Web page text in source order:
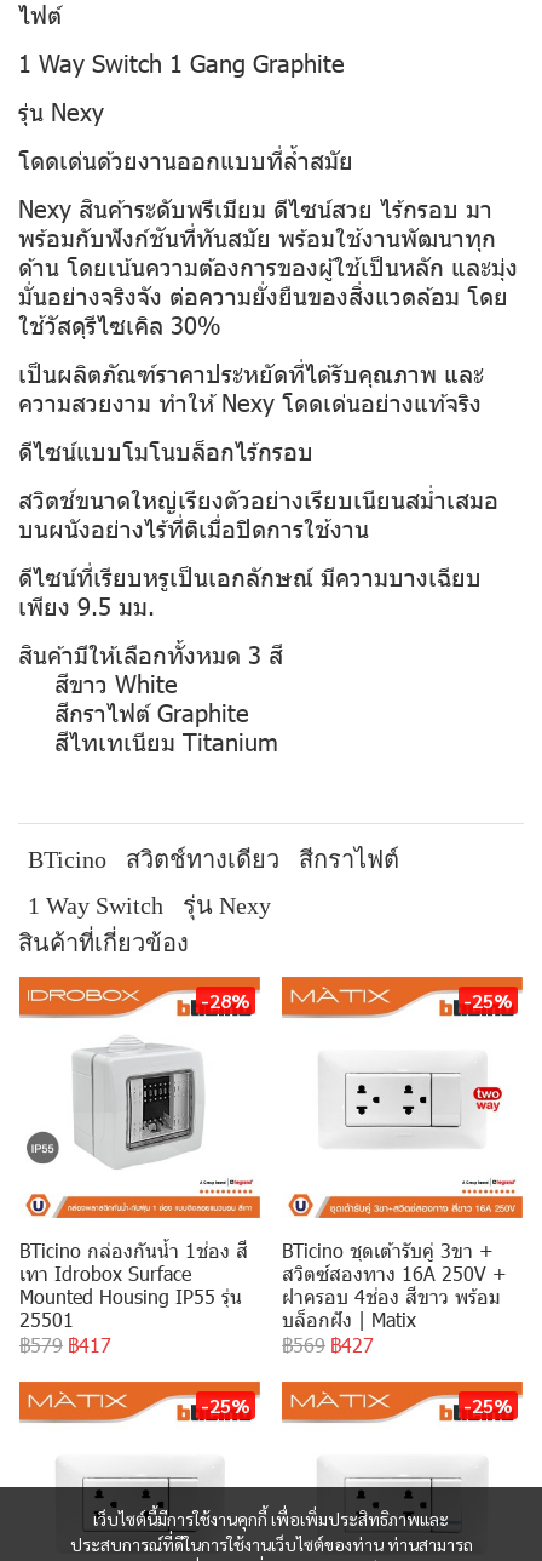
ไฟต์
1 Way Switch 1 Gang Graphite
รุ่น Nexy
โดดเด่นด้วยงานออกแบบที่ล้ำสมัย
Nexy สินค้าระดับพรีเมียม ดีไซน์สวย ไร้กรอบ มา
พร้อมกับฟังก์ชันที่ทันสมัย พร้อมใช้งานพัฒนาทุก
ด้าน โดยเน้นความต้องการของผู้ใช้เป็นหลัก และมุ่ง
มั่นอย่างจริงจัง ต่อความยั่งยืนของสิ่งแวดล้อม โดย
ใช้วัสดุรีไซเคิล 30%
เป็นผลิตภัณฑ์ราคาประหยัดที่ได้รับคุณภาพ และ
ความสวยงาม ทำให้ Nexy โดดเด่นอย่างแท้จริง
ดีไซน์แบบโมโนบล็อกไร้กรอบ
สวิตช์ขนาดใหญ่เรียงตัวอย่างเรียบเนียนสม่ำเสมอ
บนผนังอย่างไร้ที่ติเมื่อปิดการใช้งาน
ดีไซน์ที่เรียบหรูเป็นเอกลักษณ์ มีความบางเฉียบ
เพียง 9.5 มม.
สินค้ามีให้เลือกทั้งหมด 3 สี
สีขาว White
สีกราไฟต์ Graphite
สีไทเทเนียม Titanium
BTicino สวิตช์ทางเดียว
สีกราไฟต์
1 Way Switch
รุ่น Nexy
สินค้าที่เกี่ยวข้อง
-28%
BTicino กล่องกันน้ำ 1ช่อง สี
เทา Idrobox Surface
Mounted Housing IP55 รุ่น
25501
฿579 ฿417
-25%
BTicino ชุดเต้ารับคู่ 3ขา +
สวิตซ์สองทาง 16A 250V +
ฝาครอบ 4ช่อง สีขาว พร้อม
บล็อกฝัง | Matix
฿569 ฿427
-25% -25%
เว็บไซต์นี้มีการใช้งานคุกกี้ เพื่อเพิ่มประสิทธิภาพและ
ประสบการณ์ที่ดีในการใช้งานเว็บไซต์ของท่าน ท่านสามารถ